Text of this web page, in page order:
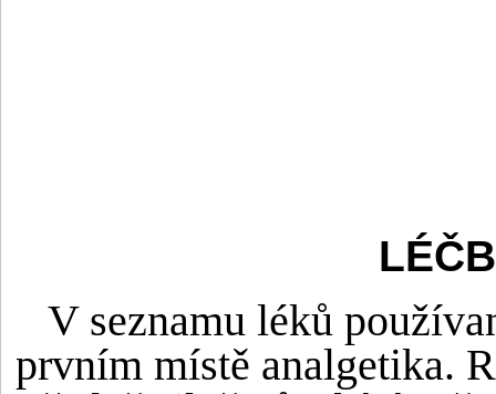
V seznamu léků
prvním místě analgetika.